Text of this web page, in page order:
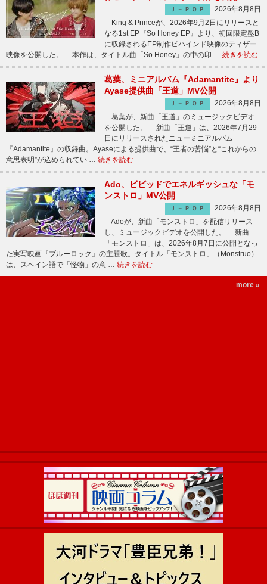
Ｊ－ＰＯＰ
2026年8月8日
King & Princeが、2026年9月2日にリリースと
なる1st EP『So Honey EP』より、初回限定盤B
に収録されるEP制作ビハインド映像のティザー
映像を公開した。 本作は、タイトル曲「So Honey」の中の印 … 続きを読む
葛葉、ミニアルバム『Adamantite』より
Ayase提供曲「王道」MV公開
Ｊ－ＰＯＰ
2026年8月8日
葛葉が、新曲「王道」のミュージックビデオ
を公開した。 新曲「王道」は、2026年7月29
日にリリースされたニューミニアルバム
『Adamantite』の収録曲。Ayaseによる提供曲で、“王者の苦悩”と“これからの
意思表明”が込められてい … 続きを読む
Ado、ビビッドでエネルギッシュな「モ
ンストロ」MV公開
Ｊ－ＰＯＰ
2026年8月8日
Adoが、新曲「モンストロ」を配信リリース
し、ミュージックビデオを公開した。 新曲
「モンストロ」は、2026年8月7日に公開となっ
た実写映画『ブルーロック』の主題歌。タイトル「モンストロ」（Monstruo）
は、スペイン語で「怪物」の意 … 続きを読む
more »